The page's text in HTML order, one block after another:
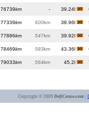
76739km - 39.24l
77339km 600km 38.96l
77886km 547km 39.92l
78469km 583km 43.36l
79033km 564km 45.2l
Copyright © 2009 DefiConso.com|